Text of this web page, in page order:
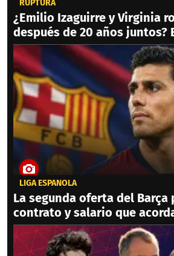
RUPTURA
¿Emilio Izaguirre y Virginia
después de 20 años juntos?
LIGA ESPAÑOLA
La segunda oferta del Barça
contrato y salario que